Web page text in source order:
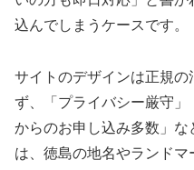
込んでしまうケースです。
サイトのデザインは正規
ず、「プライバシー厳守
からのお申し込み多数」
は、徳島の地名やランド